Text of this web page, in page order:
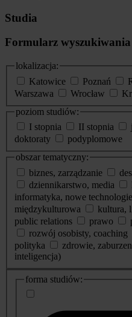
Studia
Formularz wyszukiwania
lokalizacja:
Katowice
Poznań
Warszawa
Wrocław
poziom studiów:
I stopnia
II stopnia
doktoraty
podyplomowe
obszar tematyczny:
biznes, zarządzanie
dziennikarstwo, media
informatyka, nowe technologie
międzykulturowa
kultura,
public relations
prawo
rozwój osobisty, coaching
polityka
zdrowie,
inteligencja)
dodatkowe
informacje
forma studiów: